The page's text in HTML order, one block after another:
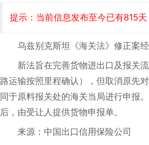
提示：当前信息发布至今已有815
乌兹别克斯坦《海关法》修正案
新法旨在完善货物进出口及报关
路运输按照里程确认），但取消原先
同于原料报关处的海关当局进行申报
后，由受让人提供货物申报单。
来源：中国出口信用保险公司